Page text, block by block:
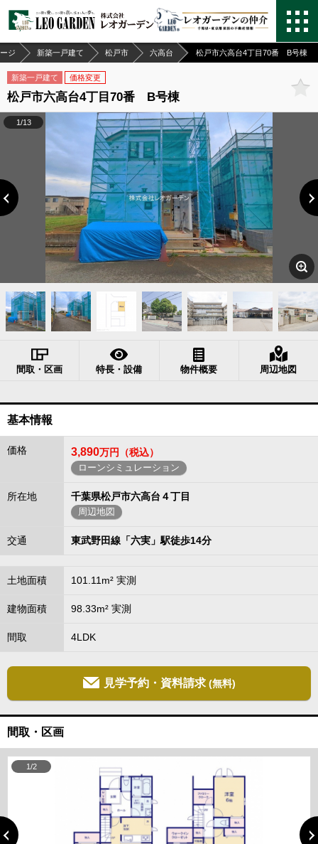
ジ 新築一戸建て 松戸市 六高台 松戸市六高台4丁目70番 B号棟
新築一戸建て 価格変更
松戸市六高台4丁目70番 B号棟
1/13
間取・区画 特長・設備 物件概要 周辺地図
基本情報
価格 3,890万円（税込）
ローンシミュレーション
所在地 千葉県松戸市六高台４丁目
周辺地図
交通 東武野田線「六実」駅徒歩14分
土地面積 101.11m² 実測
建物面積 98.33m² 実測
間取 4LDK
見学予約・資料請求 (無料)
間取・区画
1/2